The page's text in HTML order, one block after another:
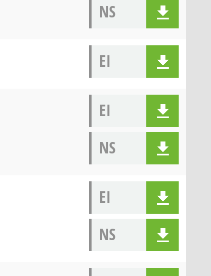
NS
EI
EI
NS
EI
NS